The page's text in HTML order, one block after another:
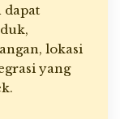
dapat
lokasi
yang